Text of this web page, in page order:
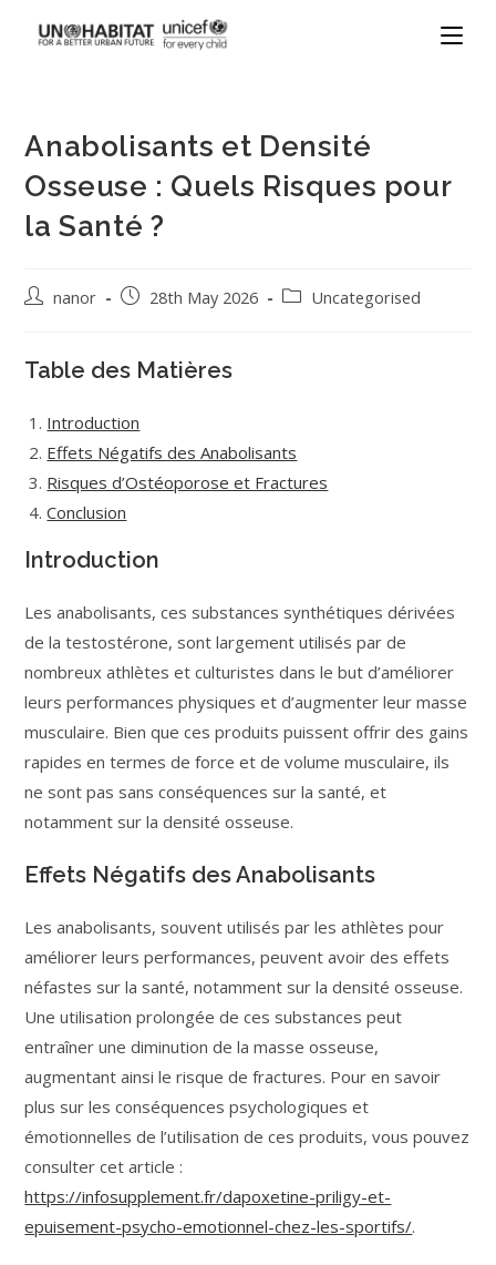
Anabolisants et Densité
Osseuse : Quels Risques pour
la Santé ?
nanor 28th May 2026 Uncategorised
Table des Matières
Introduction
Effets Négatifs des Anabolisants
Risques d’Ostéoporose et Fractures
Conclusion
Introduction
Les anabolisants, ces substances synthétiques dérivées
de la testostérone, sont largement utilisés par de
nombreux athlètes et culturistes dans le but d’améliorer
leurs performances physiques et d’augmenter leur masse
musculaire. Bien que ces produits puissent offrir des gains
rapides en termes de force et de volume musculaire, ils
ne sont pas sans conséquences sur la santé, et
notamment sur la densité osseuse.
Effets Négatifs des Anabolisants
Les anabolisants, souvent utilisés par les athlètes pour
améliorer leurs performances, peuvent avoir des effets
néfastes sur la santé, notamment sur la densité osseuse.
Une utilisation prolongée de ces substances peut
entraîner une diminution de la masse osseuse,
augmentant ainsi le risque de fractures. Pour en savoir
plus sur les conséquences psychologiques et
émotionnelles de l’utilisation de ces produits, vous pouvez
consulter cet article :
https://infosupplement.fr/dapoxetine-priligy-et-
epuisement-psycho-emotionnel-chez-les-sportifs/.